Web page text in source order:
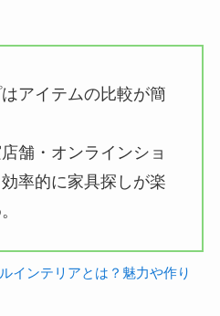
アイテムの比較が簡
舗・オンラインショ
率的に家具探しが楽
インテリアとは？魅力や作り